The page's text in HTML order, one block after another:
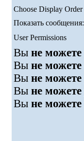
Choose Display Order
Показать сообщения:
User Permissions
Вы не можете
Вы не можете
Вы не можете
Вы не можете
Вы не можете